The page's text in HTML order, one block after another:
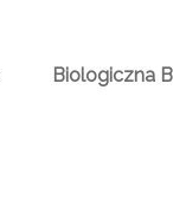
Biologiczna